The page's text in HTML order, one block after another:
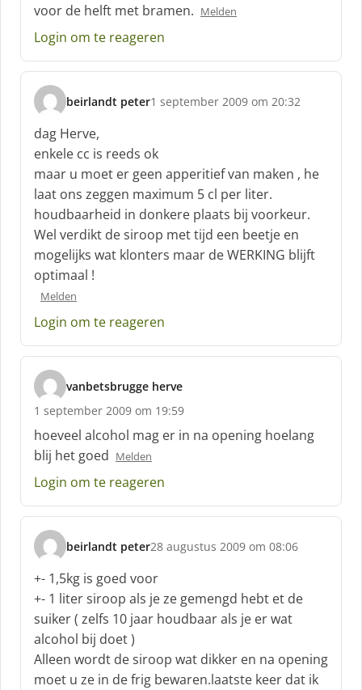
fvoor de helft met bramen. Melden
Login om te reageren
beirlandt peter
s
h
r
e
e
f
:
1 september 2009 om 20:32
dag Herve,
enkele cc is reeds ok
maar u moet er geen apperitief van maken , he
laat ons zeggen maximum 5 cl per liter.
houdbaarheid in donkere plaats bij voorkeur.
Wel verdikt de siroop met tijd een beetje en
mogelijks wat klonters maar de WERKING blijft
optimaal !
Melden
Login om te reageren
vanbetsbrugge herve
s
c
h
r
e
e
:
1 september 2009 om 19:59
hoeveel alcohol mag er in na opening hoelang
blij het goed Melden
Login om te reageren
beirlandt peter
s
r
e
e
f
28 augustus 2009 om 08:06
+- 1,5kg is goed voor
+- 1 liter siroop als je ze gemengd hebt et de
suiker ( zelfs 10 jaar houdbaar als je er wat
alcohol bij doet )
Alleen wordt de siroop wat dikker en na opening
moet u ze in de frig bewaren.laatste keer dat ik